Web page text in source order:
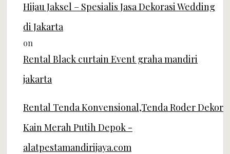
Hijau Jaksel – Spesialis Jasa Dekorasi Wedding
di Jakarta
on
Rental Black curtain Event graha mandiri
jakarta
Rental Tenda Konvensional,Tenda Roder Dekor
Kain Merah Putih Depok -
alatpestamandirijaya.com